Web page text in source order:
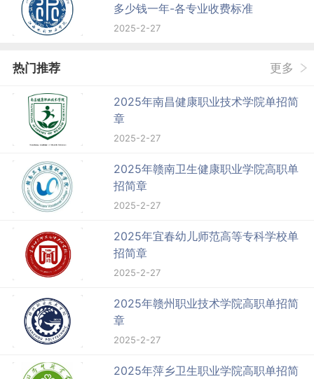
多少钱一年-各专业收费标准
2025-2-27
热门推荐 更多
2025年南昌健康职业技术学院单招简
章
2025-2-27
2025年赣南卫生健康职业学院高职单
招简章
2025-2-27
2025年宜春幼儿师范高等专科学校单
招简章
2025-2-27
2025年赣州职业技术学院高职单招简
章
2025-2-27
2025年萍乡卫生职业学院高职单招简